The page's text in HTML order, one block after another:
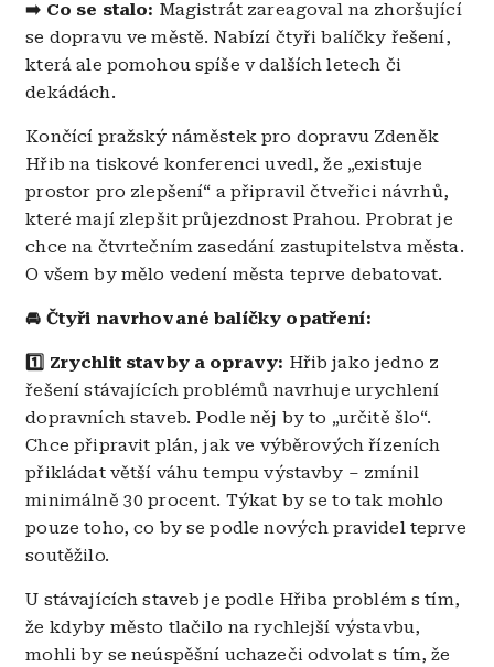
➡️ Co se stalo: Magistrát zareagoval na zhoršující
se dopravu ve městě. Nabízí čtyři balíčky řešení,
která ale pomohou spíše v dalších letech či
dekádách.
Končící pražský náměstek pro dopravu Zdeněk
Hřib na tiskové konferenci uvedl, že „existuje
prostor pro zlepšení“ a připravil čtveřici návrhů,
které mají zlepšit průjezdnost Prahou. Probrat je
chce na čtvrtečním zasedání zastupitelstva města.
O všem by mělo vedení města teprve debatovat.
🚘 Čtyři navrhované balíčky opatření:
1️⃣ Zrychlit stavby a opravy: Hřib jako jedno z
řešení stávajících problémů navrhuje urychlení
dopravních staveb. Podle něj by to „určitě šlo“.
Chce připravit plán, jak ve výběrových řízeních
přikládat větší váhu tempu výstavby – zmínil
minimálně 30 procent. Týkat by se to tak mohlo
pouze toho, co by se podle nových pravidel teprve
soutěžilo.
U stávajících staveb je podle Hřiba problém s tím,
že kdyby město tlačilo na rychlejší výstavbu,
mohli by se neúspěšní uchazeči odvolat s tím, že